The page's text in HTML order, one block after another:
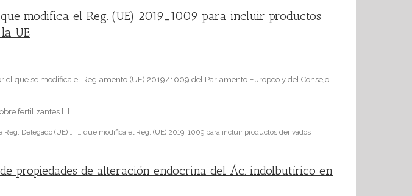
modifica el Reg. (UE) 2019_1009 para incluir productos
UE
que se modifica el Reglamento (UE) 2019/1009 del Parlamento Europeo y del Consejo
fertilizantes […]
Delegado (UE) …_… que modifica el Reg. (UE) 2019_1009 para incluir productos derivados
propiedades de alteración endocrina del Ác. indolbutírico en